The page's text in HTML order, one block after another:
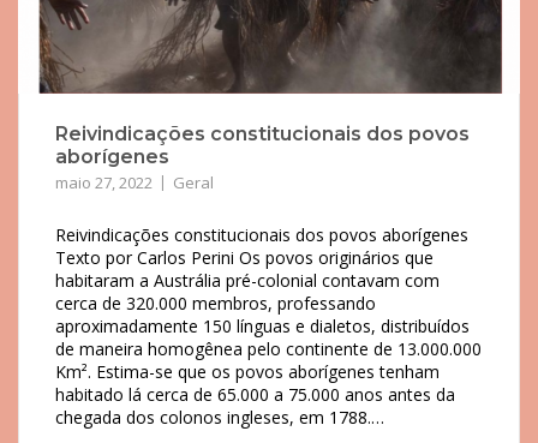
Reivindicações constitucionais dos povos
aborígenes
maio 27, 2022 Geral
Reivindicações constitucionais dos povos aborígenes
Texto por Carlos Perini Os povos originários que
habitaram a Austrália pré-colonial contavam com
cerca de 320.000 membros, professando
aproximadamente 150 línguas e dialetos, distribuídos
de maneira homogênea pelo continente de 13.000.000
Km². Estima-se que os povos aborígenes tenham
habitado lá cerca de 65.000 a 75.000 anos antes da
chegada dos colonos ingleses, em 1788.…